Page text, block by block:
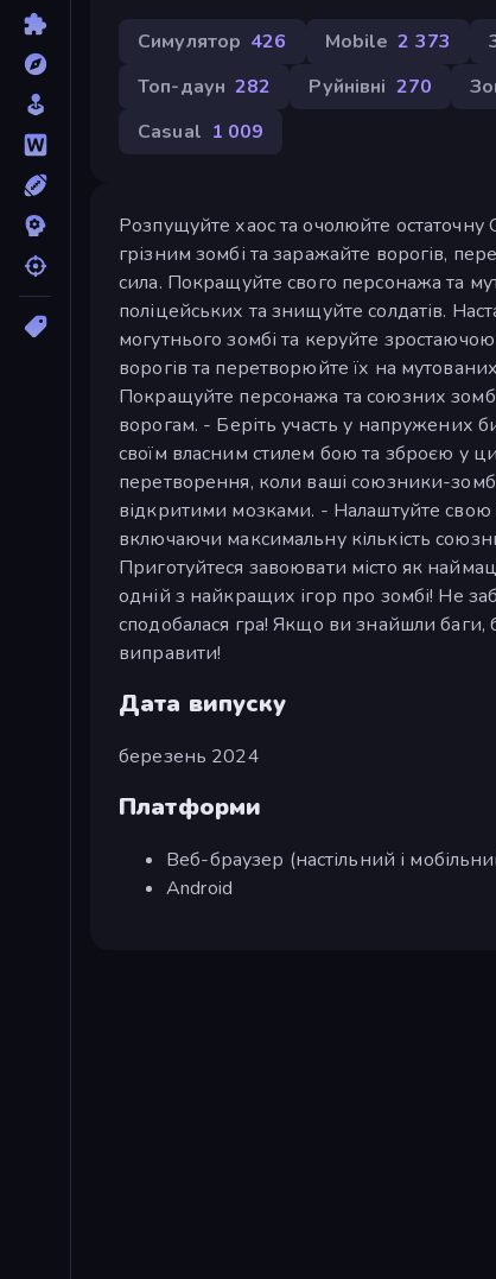
Симулятор 426 Mobile 2 373
Топ-даун 282 Руйнівні 270
Casual 1 009
Розпущуйте хаос та очолюйте остаточну
грізним зомбі та заражайте ворогів,
сила. Покращуйте свого персонажа та
поліцейських та знищуйте солдатів.
могутнього зомбі та керуйте
ворогів та перетворюйте їх на
Покращуйте персонажа та союзних
ворогам. - Беріть участь у напружених
своїм власним стилем бою та зброєю у
перетворення, коли ваші союзники-
відкритими мозками. - Налаштуйте свою
включаючи максимальну кількість
Приготуйтеся завоювати місто як
одній з найкращих ігор про зомбі! Не
сподобалася гра! Якщо ви знайшли баги,
виправити!
Дата випуску
березень 2024
Платформи
Веб-браузер (настільний і
Android